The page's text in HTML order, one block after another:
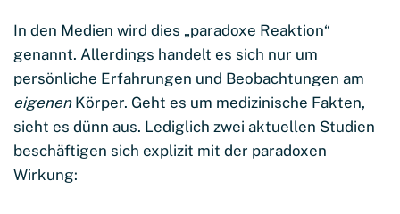
In den Medien wird dies „paradoxe Reaktion“
genannt. Allerdings handelt es sich nur um
persönliche Erfahrungen und Beobachtungen am
eigenen Körper. Geht es um medizinische Fakten,
sieht es dünn aus. Lediglich zwei aktuellen Studien
beschäftigen sich explizit mit der paradoxen
Wirkung: